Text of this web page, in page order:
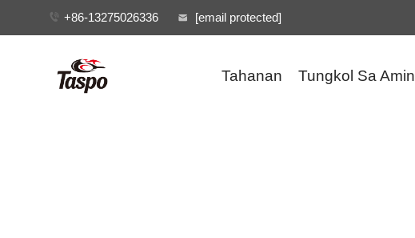
+86-13275026336 [email protected]
Tahanan Tungkol Sa Amin